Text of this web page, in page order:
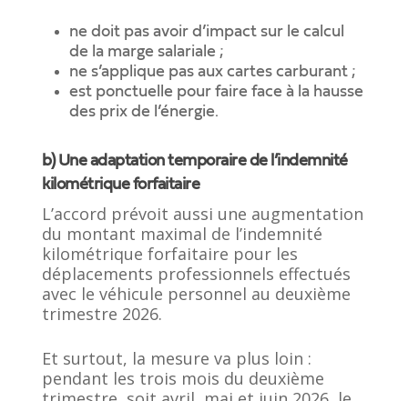
ne doit pas avoir d’impact sur le calcul
de la marge salariale ;
ne s’applique pas aux cartes carburant ;
est ponctuelle pour faire face à la hausse
des prix de l’énergie.
b) Une adaptation temporaire de l’indemnité
kilométrique forfaitaire
L’accord prévoit aussi une augmentation
du montant maximal de l’indemnité
kilométrique forfaitaire pour les
déplacements professionnels effectués
avec le véhicule personnel au deuxième
trimestre 2026.
Et surtout, la mesure va plus loin :
pendant les trois mois du deuxième